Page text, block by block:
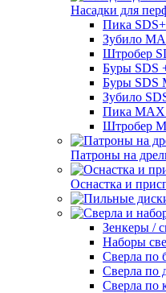
Насадки для
Пика
Зубило
Штробер
Буры SDS
Буры SDS
Зубило
Пика MAX
Штробер
Патроны на
Оснастка и
Зенкеры /
Наборы
Сверла по
Сверла по
Сверла по